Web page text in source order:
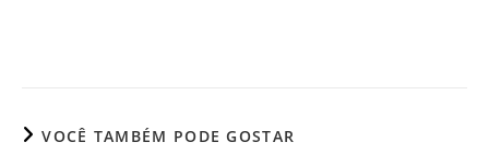
VOCÊ TAMBÉM PODE GOSTAR